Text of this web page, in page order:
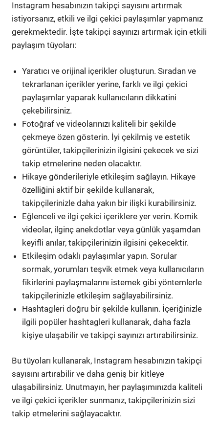
Instagram hesabınızın takipçi sayısını artırmak
istiyorsanız, etkili ve ilgi çekici paylaşımlar yapmanız
gerekmektedir. İşte takipçi sayınızı artırmak için etkili
paylaşım tüyoları:
Yaratıcı ve orijinal içerikler oluşturun. Sıradan ve
tekrarlanan içerikler yerine, farklı ve ilgi çekici
paylaşımlar yaparak kullanıcıların dikkatini
çekebilirsiniz.
Fotoğraf ve videolarınızı kaliteli bir şekilde
çekmeye özen gösterin. İyi çekilmiş ve estetik
görüntüler, takipçilerinizin ilgisini çekecek ve sizi
takip etmelerine neden olacaktır.
Hikaye gönderileriyle etkileşim sağlayın. Hikaye
özelliğini aktif bir şekilde kullanarak,
takipçilerinizle daha yakın bir ilişki kurabilirsiniz.
Eğlenceli ve ilgi çekici içeriklere yer verin. Komik
videolar, ilginç anekdotlar veya günlük yaşamdan
keyifli anılar, takipçilerinizin ilgisini çekecektir.
Etkileşim odaklı paylaşımlar yapın. Sorular
sormak, yorumları teşvik etmek veya kullanıcıların
fikirlerini paylaşmalarını istemek gibi yöntemlerle
takipçilerinizle etkileşim sağlayabilirsiniz.
Hashtagleri doğru bir şekilde kullanın. İçeriğinizle
ilgili popüler hashtagleri kullanarak, daha fazla
kişiye ulaşabilir ve takipçi sayınızı artırabilirsiniz.
Bu tüyoları kullanarak, Instagram hesabınızın takipçi
sayısını artırabilir ve daha geniş bir kitleye
ulaşabilirsiniz. Unutmayın, her paylaşımınızda kaliteli
ve ilgi çekici içerikler sunmanız, takipçilerinizin sizi
takip etmelerini sağlayacaktır.